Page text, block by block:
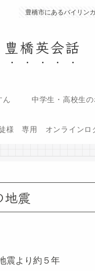
豊橋市にあるバイリン
豊橋英会
ん 中学生・高校生
様 専用 オンラインロ
地震
震より約５年